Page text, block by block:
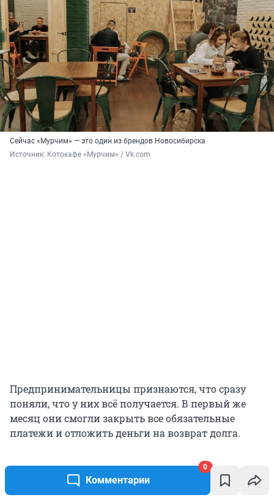
Комментарии
0
Сейчас «Мурчим» — это один из брендов Новосибирска
Источник: Котокафе «Мурчим» / Vk.com
Предпринимательницы признаются, что сразу
поняли, что у них всё получается. В первый же
месяц они смогли закрыть все обязательные
платежи и отложить деньги на возврат долга.
«Естественно, в первый год мы мало что
понимали. Оказалось, что у бизнеса есть
сезонность, это всё было не очень просто. В какие-